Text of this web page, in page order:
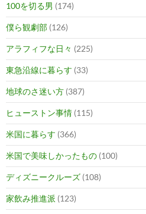
100を切る男 (174)
僕ら観劇部 (126)
アラフィフな日々 (225)
東急沿線に暮らす (33)
地球のさ迷い方 (387)
ヒューストン事情 (115)
米国に暮らす (366)
米国で美味しかったもの (100)
ディズニークルーズ (108)
家飲み推進派 (123)